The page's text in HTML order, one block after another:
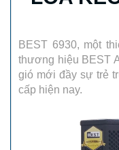
BEST 6930, một
thương hiệu BEST
gió mới đầy sự trẻ
cấp hiện nay.